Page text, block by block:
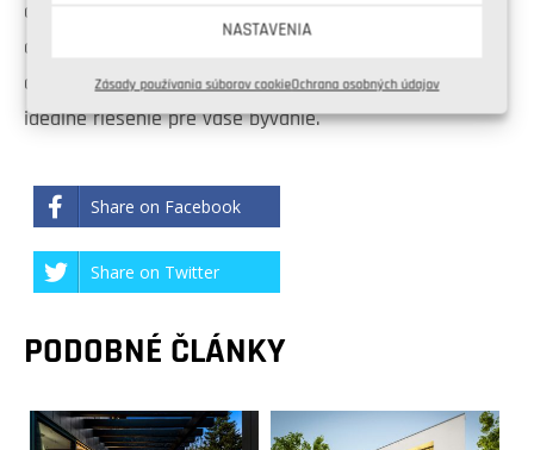
NASTAVENIA
Zásady používania súborov cookieOchrana osobných údajov
ale tiež možnostiam pozemku. Svoje predstavy a plány
o stavbe bungalovu je však ideálne konzultovať s
odborníkmi. Skúsení architekti vám poradia a navrhnú
ideálne riešenie pre vaše bývanie.
Share on Facebook
Share on Twitter
PODOBNÉ ČLÁNKY